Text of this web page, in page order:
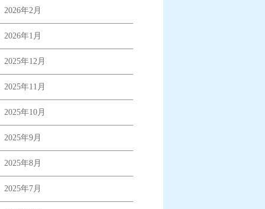
2026年2月
2026年1月
2025年12月
2025年11月
2025年10月
2025年9月
2025年8月
2025年7月